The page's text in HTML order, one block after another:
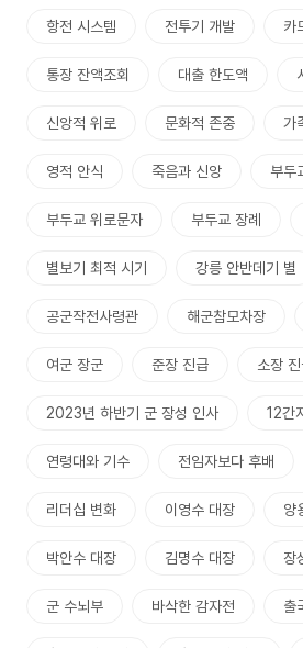
항전 시스템 전투기 개발 카
통장 잔액조회 대출 한도액
신앙적 위로 문화적 존중 가
영적 안식 죽음과 신앙 부두
부두교 위로문자 부두교 장례
별보기 최적 시기 강릉 안반데기 별
공군작전사령관 해군참모차장
여군 장군 준장 진급 소장
2023년 하반기 군 장성 인사 12간
연령대와 기수 전임자보다 후배
리더십 변화 이영수 대장 양
박안수 대장 김명수 대장 장
군 수뇌부 바삭한 감자전 출